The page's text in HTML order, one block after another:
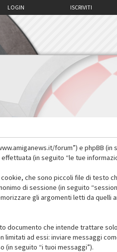
ISCRIVITI
LOGIN
forum”) e phpBB (in
effettuata (in seguito “le tue
che sono piccoli file di testo
di sessione (in seguito
gli argomenti letti da quelli
documento che intende trattare
limitati ad essi: inviare messaggi
(in seguito “i tuoi messaggi”).